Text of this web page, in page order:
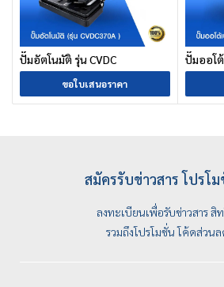
ปั๊มอัตโนมัติ รุ่น CVDC
ขอใบเสนอราคา
ปั๊มออโต้
สมัครรับข่าวสาร โปรโ
ลงทะเบียนเพื่อรับข่าวสาร สิ
รวมถึงโปรโมชั่น โค้ดส่วนล